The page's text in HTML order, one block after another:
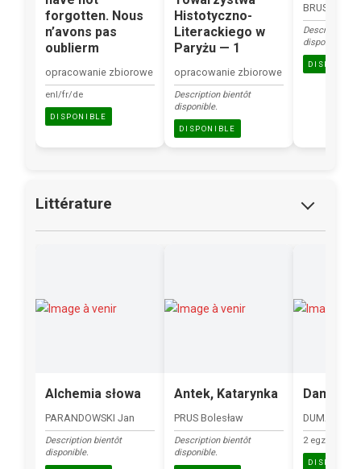
forgotten. Nous
n’avons pas
oublierm
opracowanie zbiorowe
enl/fr/de
DISPONIBLE
Histotyczno-
Literackiego w
Paryżu — 1
opracowanie zbiorowe
Description bientôt
disponible.
DISPONIBLE
BRUSTAT-
Description
disponible.
Littérature
Alchemia słowa
PARANDOWSKI Jan
Description bientôt
disponible.
Antek, Katarynka
PRUS Bolesław
Description bientôt
disponible.
Dama
DUMAS
2 egz